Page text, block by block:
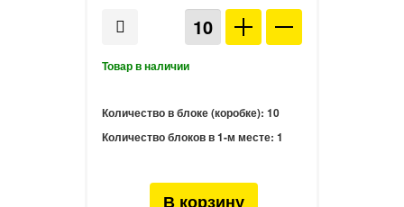
Количество в блоке (коробке): 10
Количество блоков в 1-м месте: 1